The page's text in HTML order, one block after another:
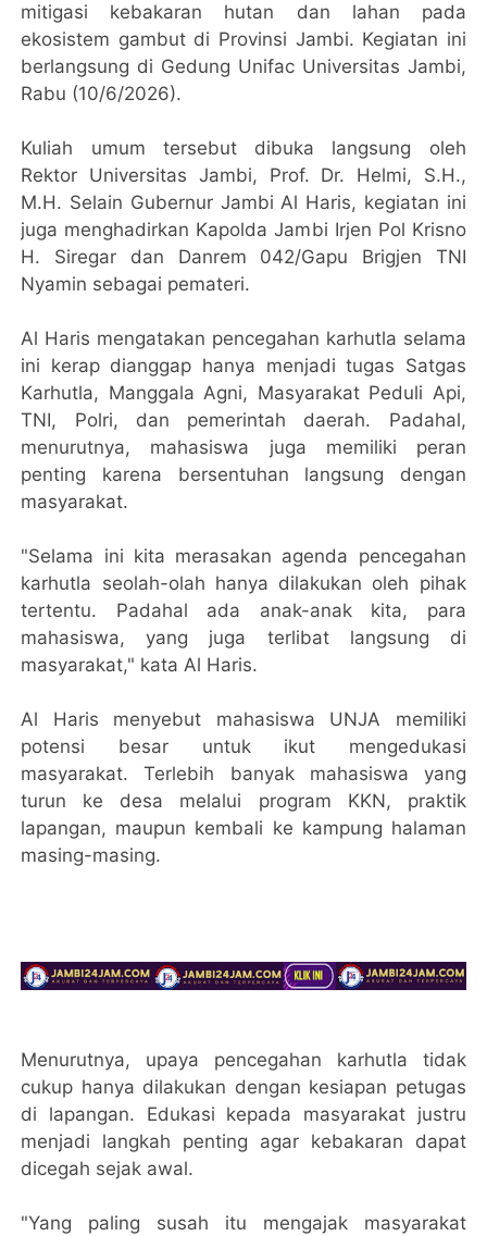
mitigasi kebakaran hutan dan lahan pada
ekosistem gambut di Provinsi Jambi. Kegiatan ini
berlangsung di Gedung Unifac Universitas Jambi,
Rabu (10/6/2026).
Kuliah umum tersebut dibuka langsung oleh
Rektor Universitas Jambi, Prof. Dr. Helmi, S.H.,
M.H. Selain Gubernur Jambi Al Haris, kegiatan ini
juga menghadirkan Kapolda Jambi Irjen Pol Krisno
H. Siregar dan Danrem 042/Gapu Brigjen TNI
Nyamin sebagai pemateri.
Al Haris mengatakan pencegahan karhutla selama
ini kerap dianggap hanya menjadi tugas Satgas
Karhutla, Manggala Agni, Masyarakat Peduli Api,
TNI, Polri, dan pemerintah daerah. Padahal,
menurutnya, mahasiswa juga memiliki peran
penting karena bersentuhan langsung dengan
masyarakat.
"Selama ini kita merasakan agenda pencegahan
karhutla seolah-olah hanya dilakukan oleh pihak
tertentu. Padahal ada anak-anak kita, para
mahasiswa, yang juga terlibat langsung di
masyarakat," kata Al Haris.
Al Haris menyebut mahasiswa UNJA memiliki
potensi besar untuk ikut mengedukasi
masyarakat. Terlebih banyak mahasiswa yang
turun ke desa melalui program KKN, praktik
lapangan, maupun kembali ke kampung halaman
masing-masing.
Menurutnya, upaya pencegahan karhutla tidak
cukup hanya dilakukan dengan kesiapan petugas
di lapangan. Edukasi kepada masyarakat justru
menjadi langkah penting agar kebakaran dapat
dicegah sejak awal.
"Yang paling susah itu mengajak masyarakat